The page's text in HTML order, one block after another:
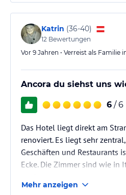
Katrin (36-40)
12 Bewertungen
Vor 9 Jahren • Verreist als Familie
Ancora du siehst uns
6 / 6
Das Hotel liegt direkt am
renoviert. Es liegt sehr
Geschäften und Restaurants
Ecke. Die Zimmer sind wie
gepflegt und sauber. Das
Mehr anzeigen